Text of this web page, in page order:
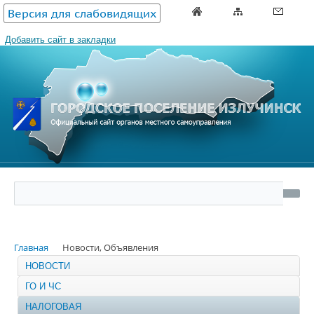
Версия для слабовидящих
Добавить сайт в закладки
Главная Новости, Объявления
НОВОСТИ
ГО И ЧС
НАЛОГОВАЯ